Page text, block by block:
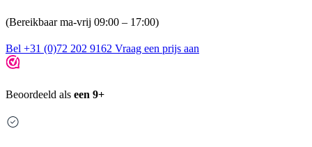
(Bereikbaar ma-vrij 09:00 – 17:00)
Bel +31 (0)72 202 9162 Vraag een prijs aan
Beoordeeld als een 9+